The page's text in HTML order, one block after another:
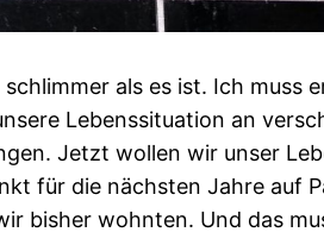
als es ist. Ich muss
Lebenssituation an
Jetzt wollen wir unser
für die nächsten Jahre auf
bisher wohnten. Und das